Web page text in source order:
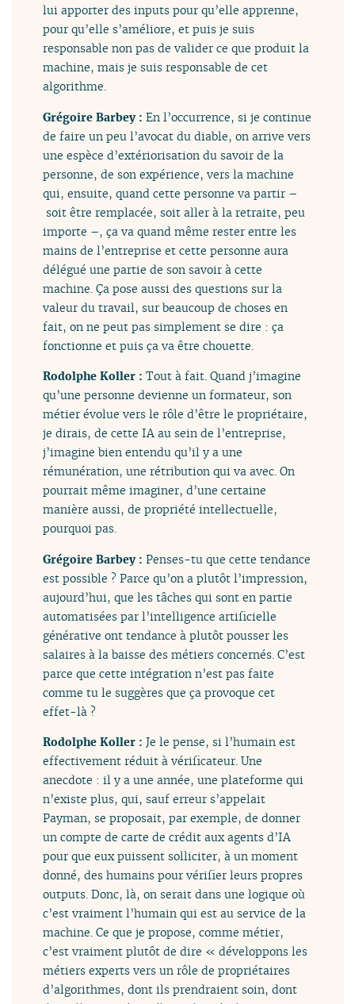
lui apporter des inputs pour qu’elle apprenne,
pour qu’elle s’améliore, et puis je suis
responsable non pas de valider ce que produit la
machine, mais je suis responsable de cet
algorithme.
Grégoire Barbey :En l’occurrence, si je continue
de faire un peu l’avocat du diable, on arrive vers
une espèce d’extériorisation du savoir de la
personne, de son expérience, vers la machine
qui, ensuite, quand cette personne va partir –
soit être remplacée, soit aller à la retraite, peu
importe –, ça va quand même rester entre les
mains de l’entreprise et cette personne aura
délégué une partie de son savoir à cette
machine. Ça pose aussi des questions sur la
valeur du travail, sur beaucoup de choses en
fait, on ne peut pas simplement se dire : ça
fonctionne et puis ça va être chouette.
Rodolphe Koller :Tout à fait. Quand j’imagine
qu’une personne devienne un formateur, son
métier évolue vers le rôle d’être le propriétaire,
je dirais, de cette IA au sein de l’entreprise,
j’imagine bien entendu qu’il y a une
rémunération, une rétribution qui va avec. On
pourrait même imaginer, d’une certaine
manière aussi, de propriété intellectuelle,
pourquoi pas.
Grégoire Barbey :Penses-tu que cette tendance
est possible ? Parce qu’on a plutôt l’impression,
aujourd’hui, que les tâches qui sont en partie
automatisées par l’intelligence artificielle
générative ont tendance à plutôt pousser les
salaires à la baisse des métiers concernés. C’est
parce que cette intégration n’est pas faite
comme tu le suggères que ça provoque cet
effet-là ?
Rodolphe Koller :Je le pense, si l’humain est
effectivement réduit à vérificateur. Une
anecdote : il y a une année, une plateforme qui
n’existe plus, qui, sauf erreur s’appelait
Payman, se proposait, par exemple, de donner
un compte de carte de crédit aux agents d’IA
pour que eux puissent solliciter, à un moment
donné, des humains pour vérifier leurs propres
outputs. Donc, là, on serait dans une logique où
c’est vraiment l’humain qui est au service de la
machine. Ce que je propose, comme métier,
c’est vraiment plutôt de dire « développons les
métiers experts vers un rôle de propriétaires
d’algorithmes, dont ils prendraient soin, dont